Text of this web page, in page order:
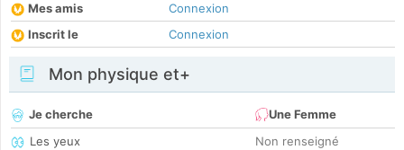
Mes amis
Connexion
Inscrit le
Connexion
Mon physique et+
Je cherche
Une Femme
Les yeux
Non renseigné